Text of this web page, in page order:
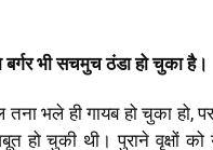
भी सचमुच ठंडा हो चुका है।
भले ही गायब हो चुका हो,
हो चुकी थी। पुराने वृक्षों को